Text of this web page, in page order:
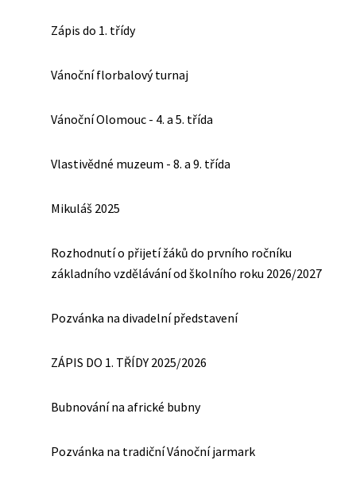
Zápis do 1. třídy
Vánoční florbalový turnaj
Vánoční Olomouc - 4. a 5. třída
Vlastivědné muzeum - 8. a 9. třída
Mikuláš 2025
Rozhodnutí o přijetí žáků do prvního ročníku
základního vzdělávání od školního roku 2026/2027
Pozvánka na divadelní představení
ZÁPIS DO 1. TŘÍDY 2025/2026
Bubnování na africké bubny
Pozvánka na tradiční Vánoční jarmark